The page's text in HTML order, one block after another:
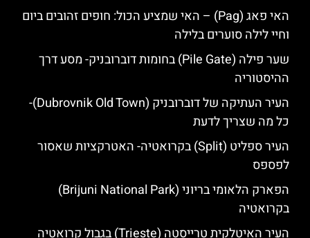
האי פאג (Pag) – האי שמציע הכול: חופים זהובים ביום
וחיי לילה סוערים בלילה
שער פילה (Pile Gate) בחומות דוברובניק- מסע דרך
ההיסטוריה
העיר העתיקה של דוברובניק (Dubrovnik Old Town)-
כל מה שצריך לדעת
העיר ספליט (Split) בקרואטיה- האטרקציות שאסור
לפספס
הפארק הלאומי בריוני (Brijuni National Park)
בקרואטיה
העיר האיטלקית טרייסטה (Trieste) בגבול קרואטיה